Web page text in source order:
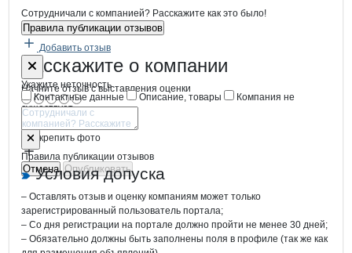
Сотрудничали с компанией? Расскажите как это было!
Правила публикации отзывов
Добавить отзыв
Расскажите о компании
Начните отзыв с выставления оценки
Прикрепить фото
Отмена Опубликовать
Форма обратной связи о
Укажите неточность
Контактные данные
Описание, товары
Компания не
существует
Отмена Опубликовать
Правила публикации отзывов
Условия допуска
– Оставлять отзыв и оценку компаниям может только
зарегистрированный пользователь портала;
– Со дня регистрации на портале должно пройти не менее 30 дней;
– Обязательно должны быть заполнены поля в профиле (так же как